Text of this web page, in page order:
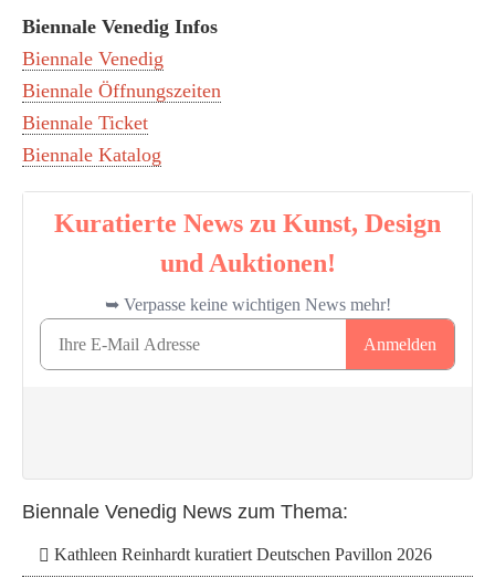
Biennale Venedig Infos
Biennale Venedig
Biennale Öffnungszeiten
Biennale Ticket
Biennale Katalog
Biennale Venedig News zum Thema:
Kathleen Reinhardt kuratiert Deutschen Pavillon 2026